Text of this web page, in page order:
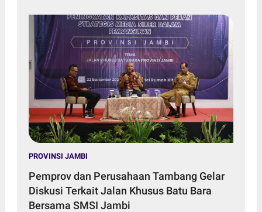
PROVINSI JAMBI
Pemprov dan Perusahaan Tambang Gelar
Diskusi Terkait Jalan Khusus Batu Bara
Bersama SMSI Jambi